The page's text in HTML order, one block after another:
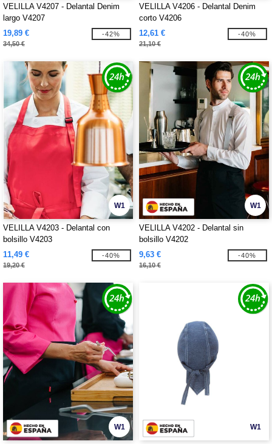
VELILLA V4207 - Delantal Denim
largo V4207
19,89 €
34,50 €
-42%
VELILLA V4206 - Delantal Denim
corto V4206
12,61 €
21,10 €
-40%
W1
VELILLA V4203 - Delantal con
bolsillo V4203
11,49 €
19,20 €
-40%
W1
VELILLA V4202 - Delantal sin
bolsillo V4202
9,63 €
16,10 €
-40%
W1 W1